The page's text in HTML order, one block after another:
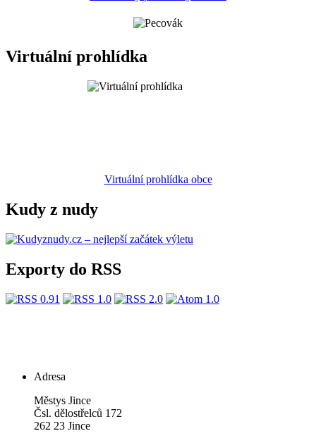
Virtuální prohlídka
Virtuální prohlídka obce
Kudy z nudy
Exporty do RSS
Adresa
Městys Jince
Čsl. dělostřelců 172
262 23 Jince